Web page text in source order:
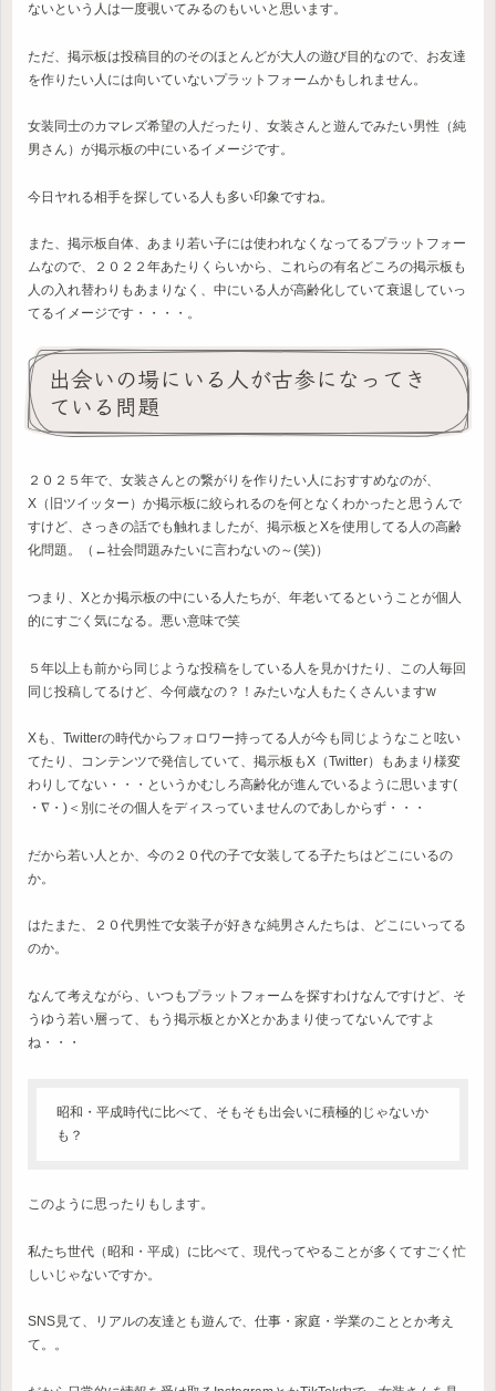
ないという人は一度覗いてみるのもいいと思います。
ただ、掲示板は投稿目的のそのほとんどが大人の遊び目的なので、お友達
を作りたい人には向いていないプラットフォームかもしれません。
女装同士のカマレズ希望の人だったり、女装さんと遊んでみたい男性（純
男さん）が掲示板の中にいるイメージです。
今日ヤれる相手を探している人も多い印象ですね。
また、掲示板自体、あまり若い子には使われなくなってるプラットフォー
ムなので、２０２２年あたりくらいから、これらの有名どころの掲示板も
人の入れ替わりもあまりなく、中にいる人が高齢化していて衰退していっ
てるイメージです・・・・。
出会いの場にいる人が古参になってき
ている問題
２０２５年で、女装さんとの繋がりを作りたい人におすすめなのが、
X（旧ツイッター）か掲示板に絞られるのを何となくわかったと思うんで
すけど、さっきの話でも触れましたが、掲示板とXを使用してる人の高齢
化問題。（←社会問題みたいに言わないの～(笑)）
つまり、Xとか掲示板の中にいる人たちが、年老いてるということが個人
的にすごく気になる。悪い意味で笑
５年以上も前から同じような投稿をしている人を見かけたり、この人毎回
同じ投稿してるけど、今何歳なの？！みたいな人もたくさんいますw
Xも、Twitterの時代からフォロワー持ってる人が今も同じようなこと呟い
てたり、コンテンツで発信していて、掲示板もX（Twitter）もあまり様変
わりしてない・・・というかむしろ高齢化が進んでいるように思います(
・∇・)＜別にその個人をディスっていませんのであしからず・・・
だから若い人とか、今の２０代の子で女装してる子たちはどこにいるの
か。
はたまた、２０代男性で女装子が好きな純男さんたちは、どこにいってる
のか。
なんて考えながら、いつもプラットフォームを探すわけなんですけど、そ
うゆう若い層って、もう掲示板とかXとかあまり使ってないんですよ
ね・・・
昭和・平成時代に比べて、そもそも出会いに積極的じゃないか
も？
このように思ったりもします。
私たち世代（昭和・平成）に比べて、現代ってやることが多くてすごく忙
しいじゃないですか。
SNS見て、リアルの友達とも遊んで、仕事・家庭・学業のこととか考え
て。。